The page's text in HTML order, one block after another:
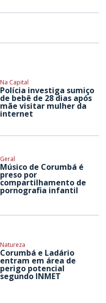
Na Capital
Polícia investiga sumiço
de bebê de 28 dias após
mãe visitar mulher da
internet
Geral
Músico de Corumbá é
preso por
compartilhamento de
pornografia infantil
Natureza
Corumbá e Ladário
entram em área de
perigo potencial
segundo INMET